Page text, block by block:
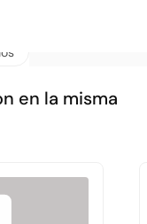
en la misma